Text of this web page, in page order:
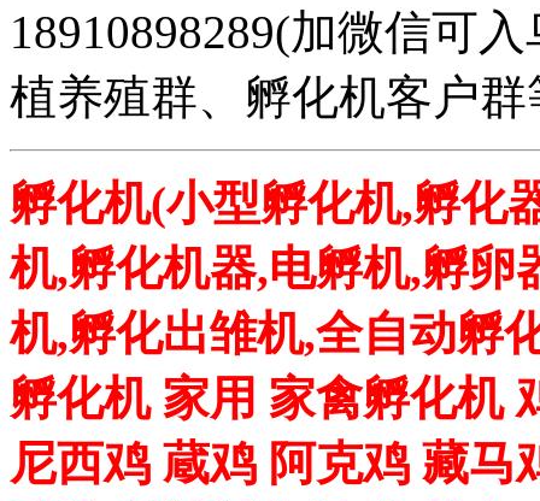
18910898289(加微信可
植养殖群、孵化机客户
孵化机(小型孵化机,孵化
机,孵化机器,电孵机,孵卵
机,孵化出雏机,全自动孵
孵化机 家用 家禽孵化机
尼西鸡 蔵鸡 阿克鸡 藏马